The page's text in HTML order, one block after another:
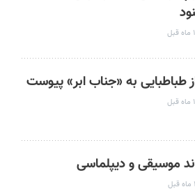
طباطبایی به «جناب ابر» پیوست
موسیقی و دیپلماسی